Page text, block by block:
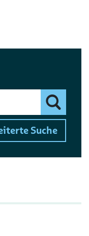
Finden
Suche